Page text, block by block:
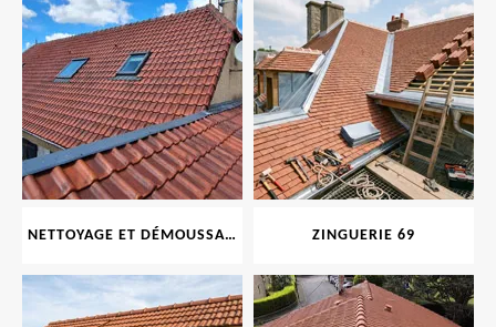
NETTOYAGE ET DÉMOUSSAGE DE TOITURE ET FAÇADE 69 ZINGUERIE 69